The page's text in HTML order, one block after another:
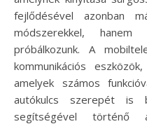
fejlődésével azonban
módszerekkel, hanem
próbálkozunk. A
kommunikációs
amelyek számos
autókulcs szerepét is
segítségével történő